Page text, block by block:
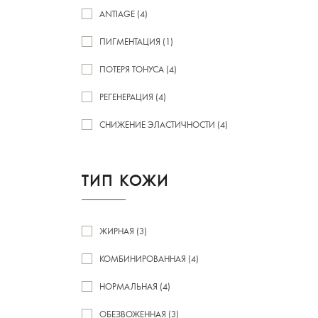
ANTIAGE (4)
ПИГМЕНТАЦИЯ (1)
ПОТЕРЯ ТОНУСА (4)
РЕГЕНЕРАЦИЯ (4)
СНИЖЕНИЕ ЭЛАСТИЧНОСТИ (4)
ТИП КОЖИ
ЖИРНАЯ (3)
КОМБИНИРОВАННАЯ (4)
НОРМАЛЬНАЯ (4)
ОБЕЗВОЖЕННАЯ (3)